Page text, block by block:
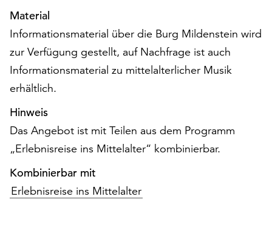
Einstellungen
über
die
Schaltfläche
„Auswählen“.
Informationen
finden
in
unserer
oder
Material
Informationsmaterial über die Burg Mildenstein wird
zur Verfügung gestellt, auf Nachfrage ist auch
Informationsmaterial zu mittelalterlicher Musik
erhältlich.
Hinweis
Das Angebot ist mit Teilen aus dem Programm
„Erlebnisreise ins Mittelalter“ kombinierbar.
Kombinierbar mit
Erlebnisreise ins Mittelalter